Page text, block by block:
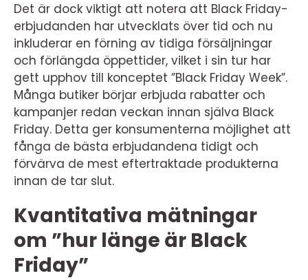
Det är dock viktigt att notera att Black Friday-
erbjudanden har utvecklats över tid och nu
inkluderar en förning av tidiga försäljningar
och förlängda öppettider, vilket i sin tur har
gett upphov till konceptet ”Black Friday Week”.
Många butiker börjar erbjuda rabatter och
kampanjer redan veckan innan själva Black
Friday. Detta ger konsumenterna möjlighet att
fånga de bästa erbjudandena tidigt och
förvärva de mest eftertraktade produkterna
innan de tar slut.
Kvantitativa mätningar
om ”hur länge är Black
Friday”